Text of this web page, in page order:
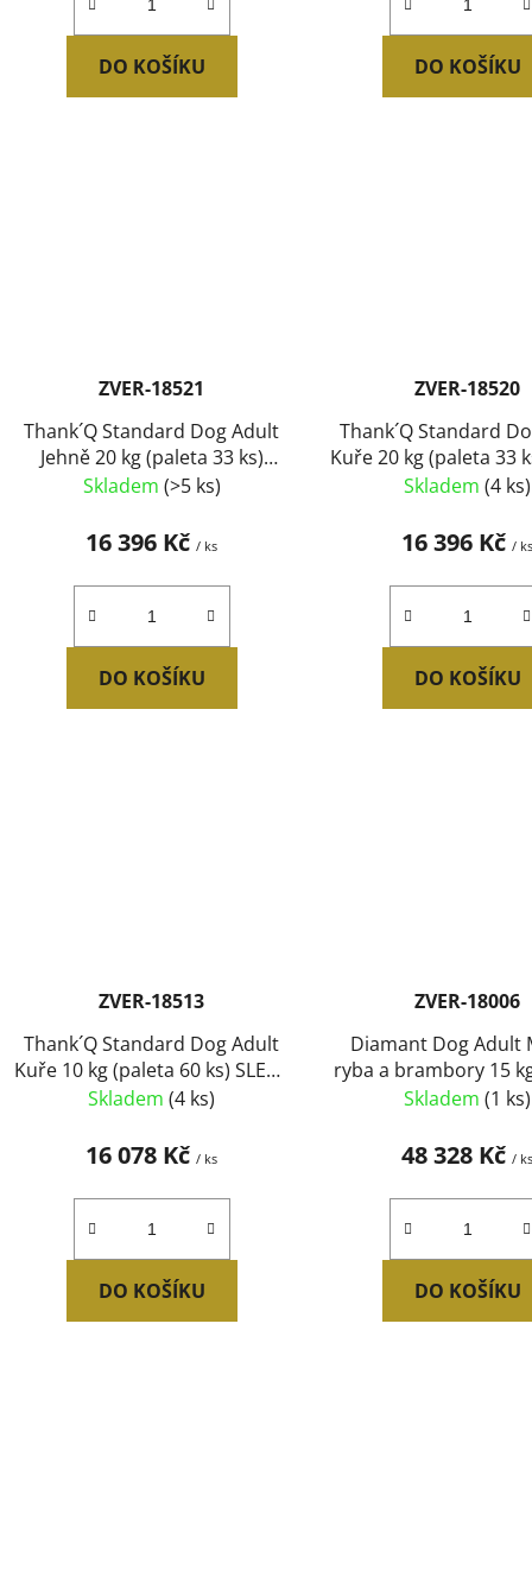
DO KOŠÍKU DO KOŠÍKU
ZVER-18521
Thank´Q Standard Dog Adult
Jehně 20 kg (paleta 33 ks)
SLEVA 7 %
Skladem (>5 ks)
16 396 Kč/ ks
DO KOŠÍKU
ZVER-18520
Thank´Q Standard
Kuře 20 kg (paleta 33
7 %
Skladem(4 ks)
16 396 Kč/
DO KOŠÍKU
ZVER-18513
Thank´Q Standard Dog Adult
Kuře 10 kg (paleta 60 ks) SLEVA
7 %
Skladem(4 ks)
16 078 Kč/ ks
DO KOŠÍKU
ZVER-18006
Diamant Dog Adult
ryba a brambory 15
45 ks) SLEVA 7
Skladem(1 ks)
48 328 Kč/
DO KOŠÍKU